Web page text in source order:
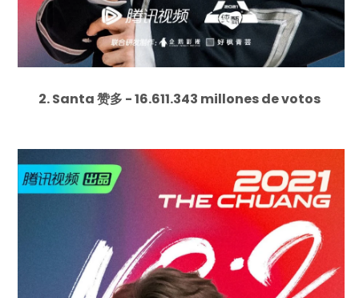
2. Santa 赞多 - 16.611.343 millones de votos